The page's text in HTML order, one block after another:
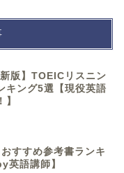
版】TOEICリスニン
キング5選【現役英語
】
おすすめ参考書ランキ
英語講師】